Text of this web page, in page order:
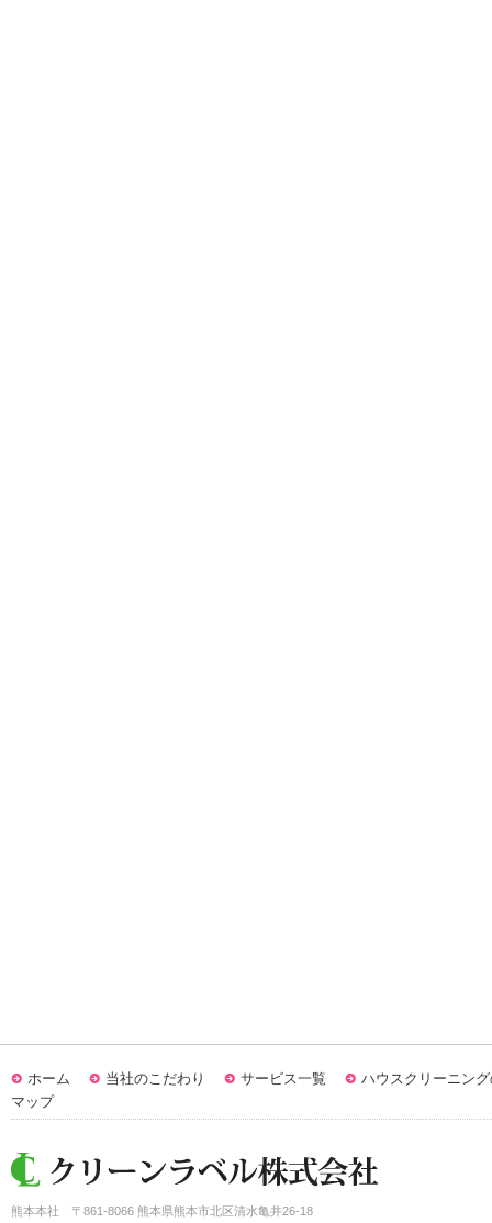
ホーム 当社のこだわり サービス一覧
ハウスクリーニン
マップ
熊本本社
〒861-8066 熊本県熊本市北区清水亀井26-18